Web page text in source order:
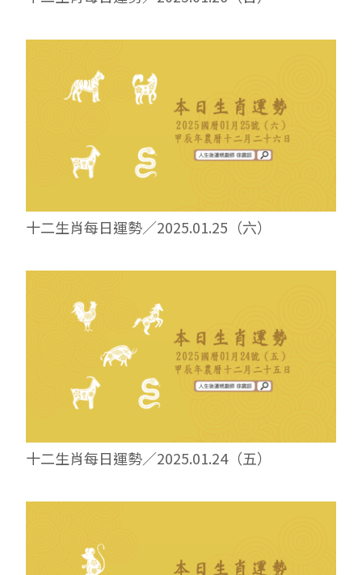
十二生肖每日運勢／2025.01.25（六）
十二生肖每日運勢／2025.01.24（五）